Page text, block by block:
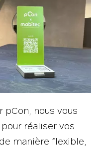
pCon, nous vous
réaliser vos
manière flexible,